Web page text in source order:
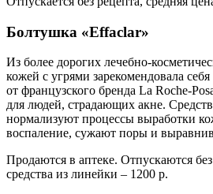
Болтушка «Effaclar»
Из более дорогих лечебно-
кожей с угрями зарекомендовала
от французского бренда La Roche-
для людей, страдающих акне.
нормализуют процессы выработки
воспаление, сужают поры и
Продаются в аптеке. Отпускаются
средства из линейки ‒ 1200 р.